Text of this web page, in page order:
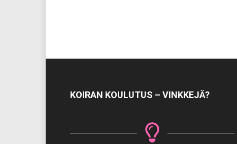
KOIRAN KOULUTUS – VINKKEJÄ?